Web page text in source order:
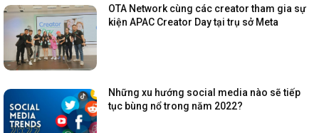
OTA Network cùng các creator tham gia sự
kiện APAC Creator Day tại trụ sở Meta
Những xu hướng social media nào sẽ tiếp
tục bùng nổ trong năm 2022?